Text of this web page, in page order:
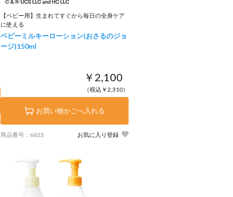
【ベビー用】生まれてすぐから毎日の全身ケア
に使える
ベビーミルキーローション(おさるのジョ
ージ)150ml
￥2,100
（税込￥2,310）
お買い物かごへ入れる
商品番号：6623 お気に入り登録